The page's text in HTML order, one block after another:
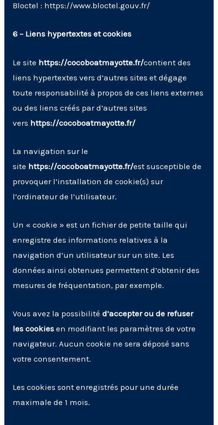
Bloctel : https://www.bloctel.gouv.fr/
6 – Liens hypertextes et cookies
Le site https://cocoboatmayotte.fr/contient des
liens hypertextes vers d’autres sites et dégage
toute responsabilité à propos de ces liens externes
ou des liens créés par d’autres sites
vers https://cocoboatmayotte.fr/
La navigation sur le
site https://cocoboatmayotte.fr/est susceptible de
provoquer l’installation de cookie(s) sur
l’ordinateur de l’utilisateur.
Un « cookie » est un fichier de petite taille qui
enregistre des informations relatives à la
navigation d’un utilisateur sur un site. Les
données ainsi obtenues permettent d’obtenir des
mesures de fréquentation, par exemple.
Vous avez la possibilitéd’accepter ou de refuser
les cookies en modifiant les paramètres de votre
navigateur. Aucun cookie ne sera déposé sans
votre consentement.
Les cookies sont enregistrés pour une durée
maximale de 1 mois.